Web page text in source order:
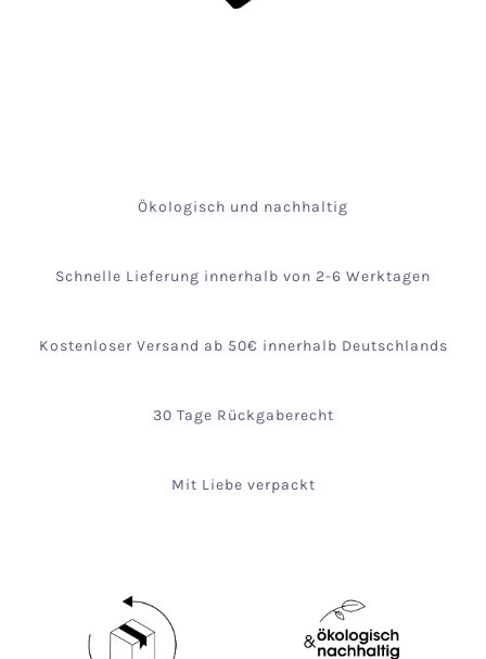
Ökologisch und nachhaltig
Schnelle Lieferung innerhalb von 2-6 Werktagen
Kostenloser Versand ab 50€ innerhalb Deutschlands
30 Tage Rückgaberecht
Mit Liebe verpackt